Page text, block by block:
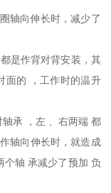
轴向伸长时，减少了
是作背对背安装，其
面的 ，工作时的温升
承 ，左 、右两端 都
轴向伸长时，就造成
个轴 承减少了预加 负